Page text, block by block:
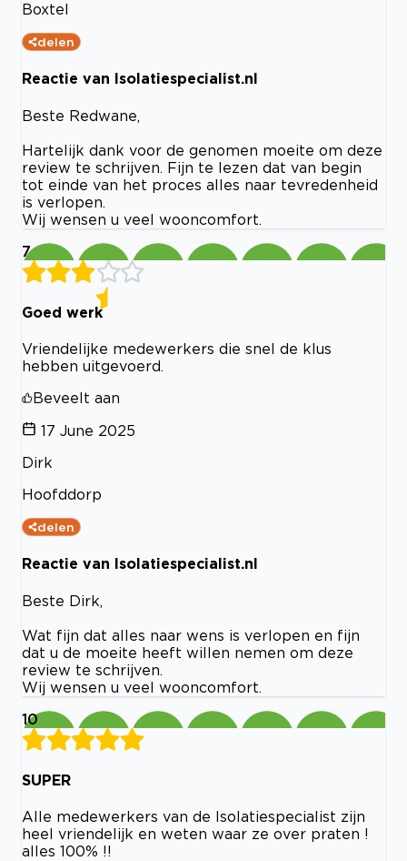
Boxtel
delen
Reactie van Isolatiespecialist.nl
Beste Redwane,
Hartelijk dank voor de genomen moeite om deze
review te schrijven. Fijn te lezen dat van begin
tot einde van het proces alles naar tevredenheid
is verlopen.
Wij wensen u veel wooncomfort.
7
Goed werk
Vriendelijke medewerkers die snel de klus
hebben uitgevoerd.
Beveelt aan
17 June 2025
Dirk
Hoofddorp
delen
Reactie van Isolatiespecialist.nl
Beste Dirk,
Wat fijn dat alles naar wens is verlopen en fijn
dat u de moeite heeft willen nemen om deze
review te schrijven.
Wij wensen u veel wooncomfort.
10
SUPER
Alle medewerkers van de Isolatiespecialist zijn
heel vriendelijk en weten waar ze over praten !
alles 100% !!